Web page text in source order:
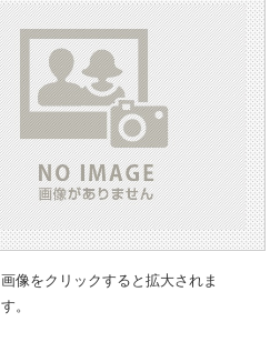
画像をクリックすると拡大されま
す。